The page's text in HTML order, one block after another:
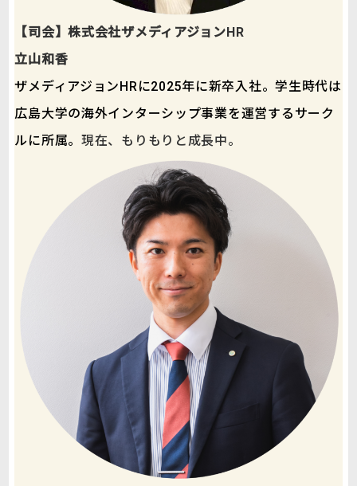
【司会】株式会社ザメディアジョンHR
立山和香
ザメディアジョンHRに2025年に新卒入社。学生時代は
広島大学の海外インターシップ事業を運営するサーク
ルに所属。 現在、もりもりと成長中。